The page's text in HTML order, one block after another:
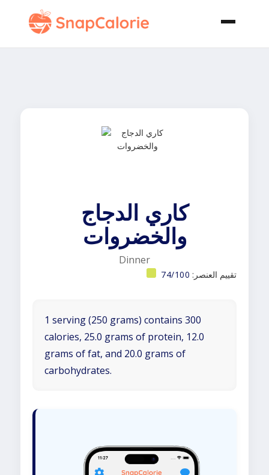
كاري الدجاج
والخضروات
Dinner
تقييم العنصر: 74/100
1 serving (250 grams) contains 300
calories, 25.0 grams of protein, 12.0
grams of fat, and 20.0 grams of
carbohydrates.